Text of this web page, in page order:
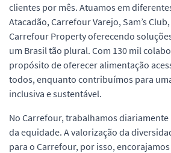
clientes por mês. Atuamos em
Atacadão, Carrefour Varejo, Sam’s
Carrefour Property oferecendo
um Brasil tão plural. Com 130 mil
propósito de oferecer alimentação
todos, enquanto contribuímos para
inclusiva e sustentável.
No Carrefour, trabalhamos
da equidade. A valorização da
para o Carrefour, por isso,